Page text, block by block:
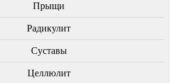
Прыщи
Радикулит
Суставы
Целлюлит